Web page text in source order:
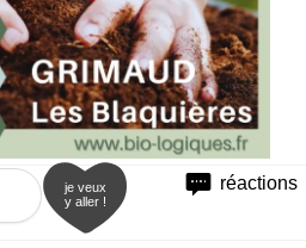
réactions
je veux
y aller !